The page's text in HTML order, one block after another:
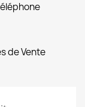
de Vente